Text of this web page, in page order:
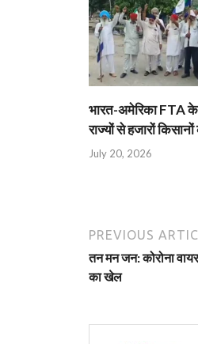
भारत-अमेरिका FTA
राज्यों से हजारों
July 20, 2026
PREVIOUS
तन मन जन: कोरोना
का खेल